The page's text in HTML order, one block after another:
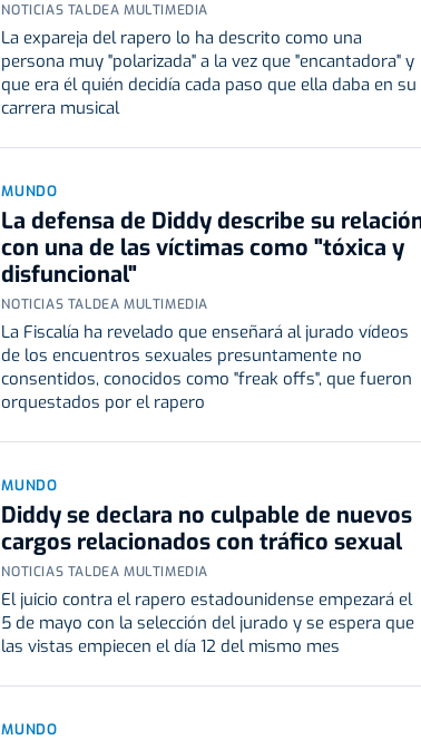
NOTICIAS TALDEA MULTIMEDIA
La expareja del rapero lo ha descrito como una
persona muy "polarizada" a la vez que "encantadora" y
que era él quién decidía cada paso que ella daba en su
carrera musical
MUNDO
La defensa de Diddy describe su
con una de las víctimas como "tóxica y
disfuncional"
NOTICIAS TALDEA MULTIMEDIA
La Fiscalía ha revelado que enseñará al jurado vídeos
de los encuentros sexuales presuntamente no
consentidos, conocidos como "freak offs", que fueron
orquestados por el rapero
MUNDO
Diddy se declara no culpable de nuevos
cargos relacionados con tráfico sexual
NOTICIAS TALDEA MULTIMEDIA
El juicio contra el rapero estadounidense empezará el
5 de mayo con la selección del jurado y se espera que
las vistas empiecen el día 12 del mismo mes
MUNDO